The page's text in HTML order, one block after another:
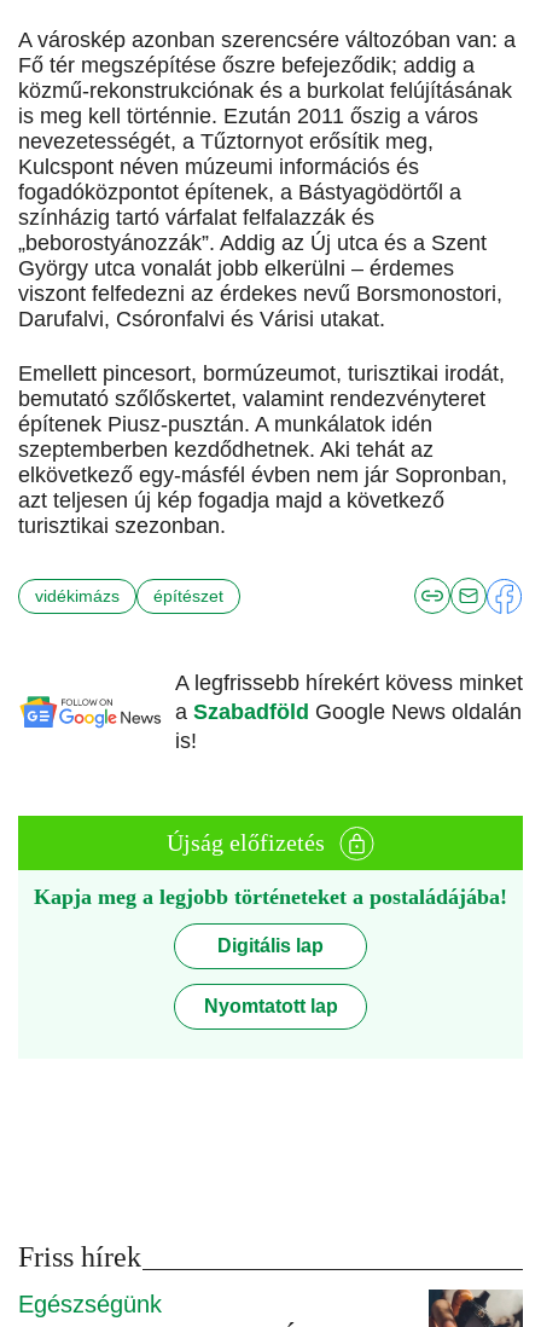
A városkép azonban szerencsére változóban van: a
Fő tér megszépítése őszre befejeződik; addig a
közmű-rekonstrukció­nak és a burkolat felújításának
is meg kell történnie. Ezután 2011 őszig a város
nevezetességét, a Tűztornyot erősítik meg,
Kulcspont néven múzeumi információs és
fogadóközpontot építenek, a Bástyagödörtől a
színházig tartó várfalat felfalazzák és
„beborostyánozzák”. Addig az Új utca és a Szent
György utca vonalát jobb elkerülni – érdemes
viszont felfedezni az érdekes nevű Borsmonostori,
Darufalvi, Csóronfalvi és Várisi utakat.
Emellett pincesort, bormúzeumot, turisztikai irodát,
bemutató szőlőskertet, valamint rendezvényteret
építenek Piusz-pusztán. A munkálatok idén
szeptemberben kezdődhetnek. Aki tehát az
elkövetkező egy-másfél évben nem jár Sopronban,
azt teljesen új kép fogadja majd a következő
turisztikai szezonban.
vidékimázs építészet
A legfrissebb hírekért kövess minket
a Szabadföld Google News oldalán
is!
Újság előfizetés
Kapja meg a legjobb történeteket a postaládájába!
Digitális lap
Nyomtatott lap
Friss hírek
Egészségünk